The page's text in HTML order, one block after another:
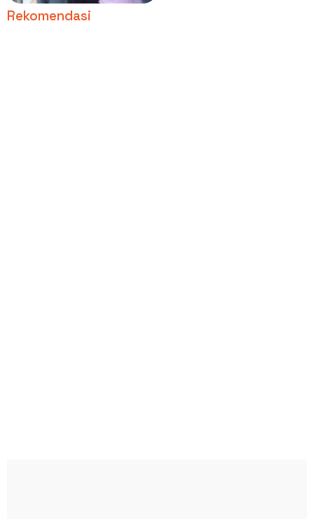
Rekomendasi